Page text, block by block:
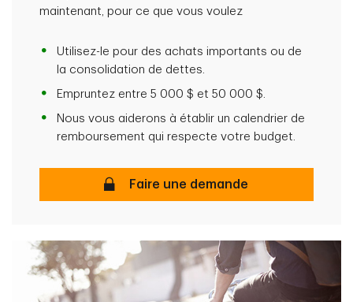
maintenant, pour ce que vous voulez
Utilisez-le pour des achats importants ou de
la consolidation de dettes.
Empruntez entre 5 000 $ et 50 000 $.
Nous vous aiderons à établir un calendrier de
remboursement qui respecte votre budget.
Prêt personnel
Faire une demande